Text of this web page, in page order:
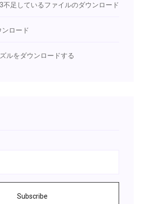
不足しているファイルのダウンロード
ロード
ルをダウンロードする
Subscribe